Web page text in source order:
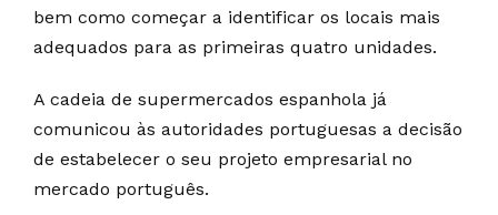
bem como começar a identificar os locais mais
adequados para as primeiras quatro unidades.
A cadeia de supermercados espanhola já
comunicou às autoridades portuguesas a decisão
de estabelecer o seu projeto empresarial no
mercado português.